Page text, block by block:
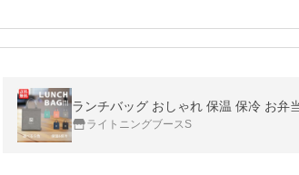
ランチバッグ おしゃれ 保温 保冷 お弁
ライトニングブースS